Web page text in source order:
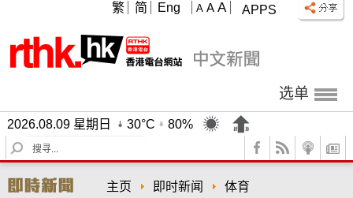
APPS
A A A
繁 简 Eng
选单
2026.08.09 星期日 30°C
80%
S
e
r
主页 即时新闻 体育